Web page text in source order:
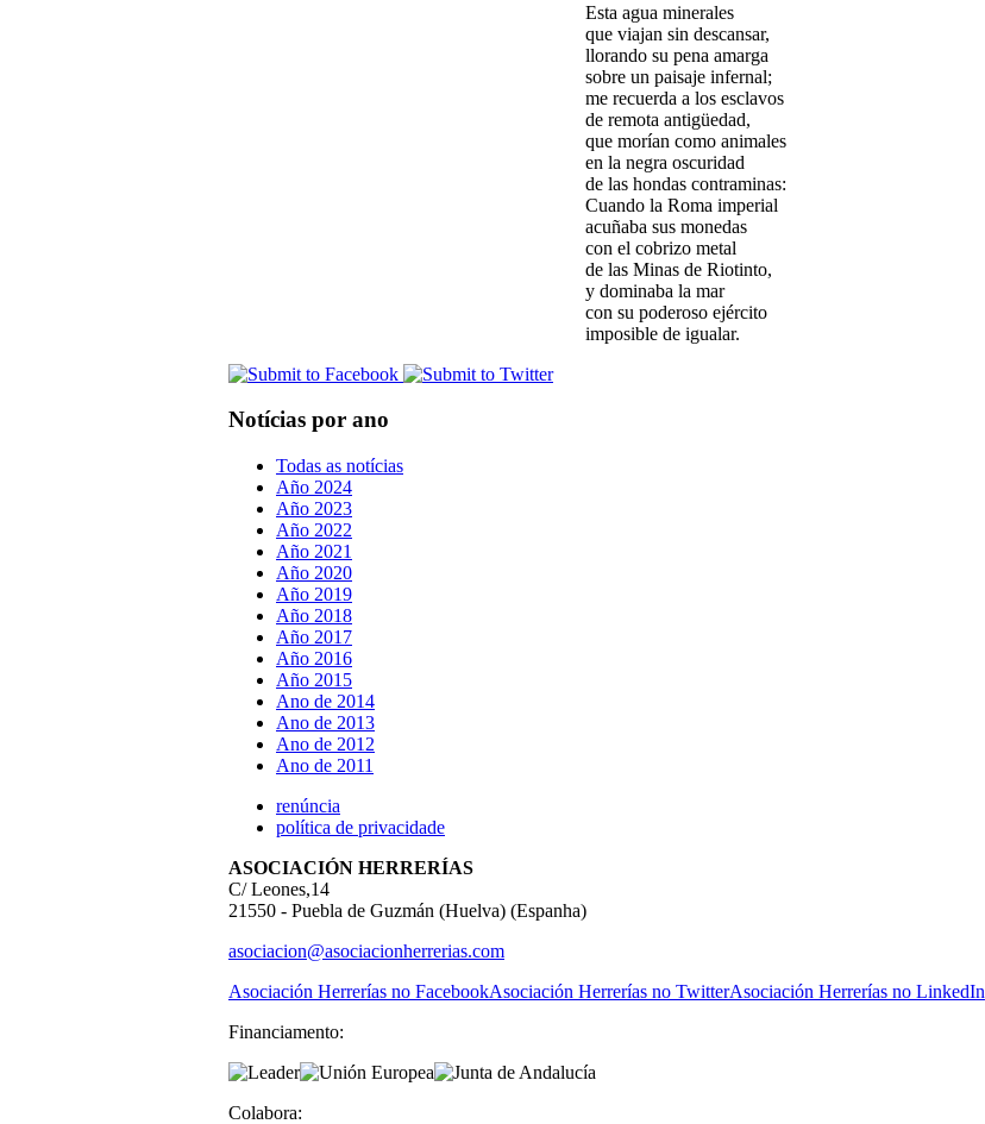
Esta agua minerales
que viajan sin descansar,
llorando su pena amarga
sobre un paisaje infernal;
me recuerda a los esclavos
de remota antigüedad,
que morían como animales
en la negra oscuridad
de las hondas contraminas:
Cuando la Roma imperial
acuñaba sus monedas
con el cobrizo metal
de las Minas de Riotinto,
y dominaba la mar
con su poderoso ejército
imposible de igualar.
Notícias por ano
Todas as notícias
Año 2024
Año 2023
Año 2022
Año 2021
Año 2020
Año 2019
Año 2018
Año 2017
Año 2016
Año 2015
Ano de 2014
Ano de 2013
Ano de 2012
Ano de 2011
renúncia
política de privacidade
ASOCIACIÓN HERRERÍAS
C/ Leones,14
21550 - Puebla de Guzmán (Huelva) (Espanha)
asociacion@asociacionherrerias.com
Asociación Herrerías no FacebookAsociación Herrerías no TwitterAsociación Herrerías no LinkedIn
Financiamento:
Colabora: